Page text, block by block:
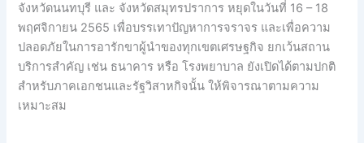
จังหวัดนนทบุรี และ จังหวัดสมุทรปราการ หยุดในวันที่ 16 – 18
พฤศจิกายน 2565 เพื่อบรรเทาปัญหาการจราจร และเพื่อความ
ปลอดภัยในการอารักขาผู้นำของทุกเขตเศรษฐกิจ ยกเว้นสถาน
บริการสำคัญ เช่น ธนาคาร หรือ โรงพยาบาล ยังเปิดได้ตามปกติ
สำหรับภาคเอกชนและรัฐวิสาหกิจนั้น ให้พิจารณาตามความ
เหมาะสม